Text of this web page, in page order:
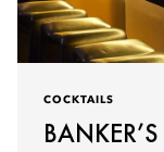
COCKTAILS